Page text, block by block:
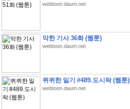
webtoon.daum.net
악한 기사 36화 (웹툰)
webtoon.daum.net
퀴퀴한 일기 #489.도시락 (웹툰)
webtoon.daum.net